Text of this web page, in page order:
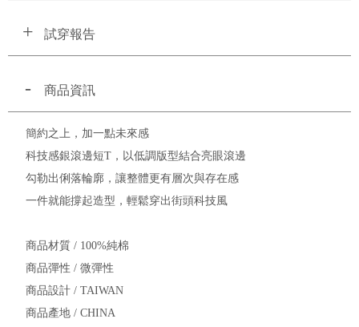
試穿報告
商品資訊
簡約之上，加一點未來感
科技感銀滾邊短T，以低調版型結合亮眼滾邊
勾勒出俐落輪廓，讓整體更有層次與存在感
一件就能撐起造型，輕鬆穿出街頭科技風
商品材質 / 100%純棉
商品彈性 / 微彈性
商品設計 / TAIWAN
商品產地 / CHINA